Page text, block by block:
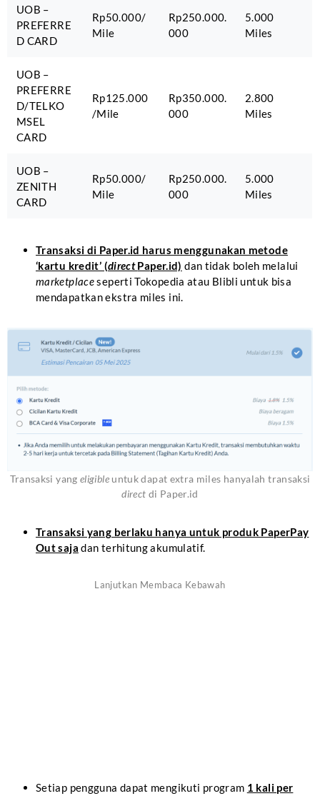
UOB –
PREFERRE
D CARD
Rp50.000/
Mile
Rp250.000.
000
5.000
Miles
UOB –
PREFERRE
D/TELKO
MSEL
CARD
Rp125.000
/Mile
Rp350.000.
000
2.800
Miles
UOB –
ZENITH
CARD
Rp50.000/
Mile
Rp250.000.
000
5.000
Miles
Transaksi di Paper.id harus menggunakan metode
‘kartu kredit’ (directPaper.id) dan tidak boleh melalui
marketplaceseperti Tokopedia atau Blibli untuk bisa
mendapatkan ekstra miles ini.
Transaksi yangeligible untuk dapat extra miles hanyalah transaksi
direct di Paper.id
Transaksi yang berlaku hanya untuk produk PaperPay
Out saja dan terhitung akumulatif.
Setiap pengguna dapat mengikuti program 1 kali per